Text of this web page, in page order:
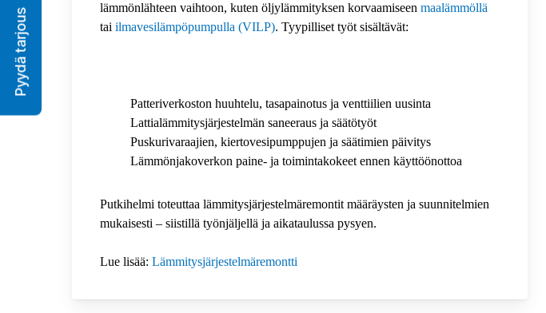
Pyydä tarjous
lämmönlähteen vaihtoon, kuten öljylämmityksen korvaamiseenmaalämmöllä
taiilmavesilämpöpumpulla (VILP). Tyypilliset työt sisältävät:
Patteriverkoston huuhtelu, tasapainotus ja venttiilien uusinta
Lattialämmitysjärjestelmän saneeraus ja säätötyöt
Puskurivaraajien, kiertovesipumppujen ja säätimien päivitys
Lämmönjakoverkon paine- ja toimintakokeet ennen käyttöönottoa
Putkihelmi toteuttaa lämmitysjärjestelmäremontit määräysten ja suunnitelmien
mukaisesti – siistillä työnjäljellä ja aikataulussa pysyen.
Lue lisää:Lämmitysjärjestelmäremontti